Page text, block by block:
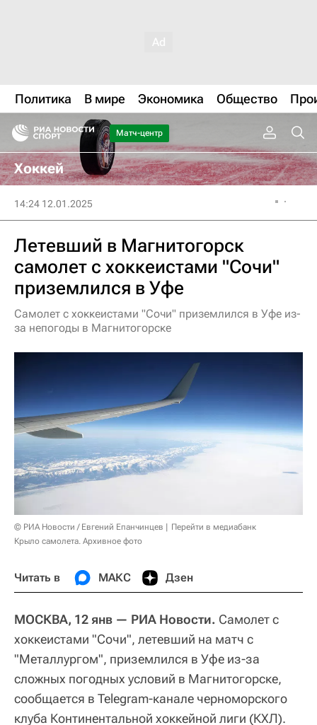
Политика В мире Экономика Общество
Матч-центр
Хоккей
14:24 12.01.2025
Летевший в Магнитогорск
самолет с хоккеистами "Сочи"
приземлился в Уфе
Самолет с хоккеистами "Сочи" приземлился в Уфе из-
за непогоды в Магнитогорске
© РИА Новости / Евгений Епанчинцев
Перейти в медиабанк
Крыло самолета. Архивное фото
Читать в МАКС Дзен
МОСКВА, 12 янв — РИА Новости. Самолет с
хоккеистами "Сочи", летевший на матч с
"Металлургом", приземлился в Уфе из-за
сложных погодных условий в Магнитогорске,
сообщается в Telegram-канале черноморского
клуба Континентальной хоккейной лиги (КХЛ).